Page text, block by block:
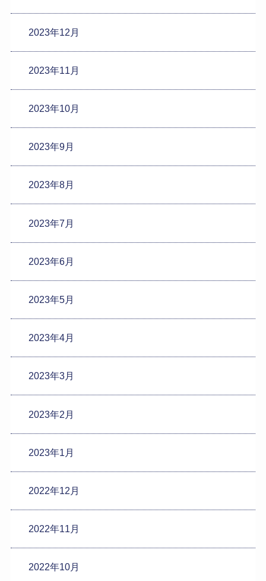
2023年12月
2023年11月
2023年10月
2023年9月
2023年8月
2023年7月
2023年6月
2023年5月
2023年4月
2023年3月
2023年2月
2023年1月
2022年12月
2022年11月
2022年10月